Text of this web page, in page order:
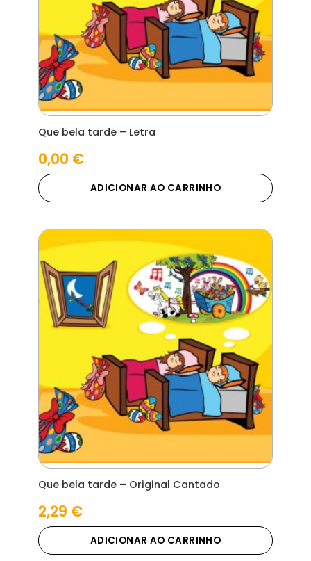
Que bela tarde – Letra
0,00 €
ADICIONAR AO CARRINHO
Que bela tarde – Original Cantado
2,29 €
ADICIONAR AO CARRINHO